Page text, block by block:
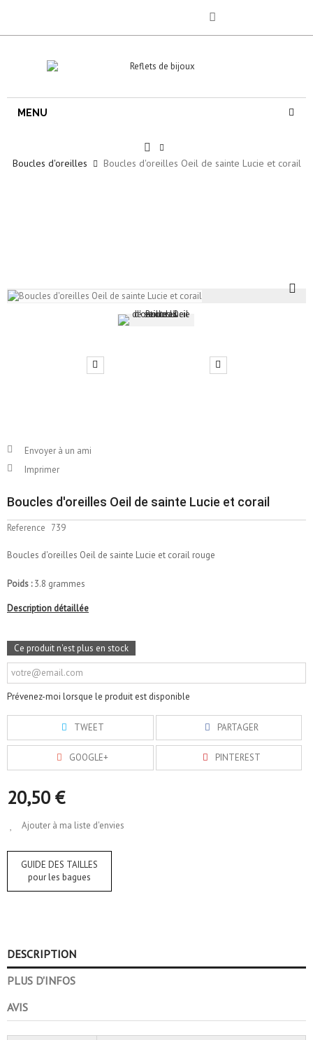
MENU
Boucles d'oreilles Boucles d'oreilles Oeil de sainte Lucie et corail
Envoyer à un ami
Imprimer
Boucles d'oreilles Oeil de sainte Lucie et corail
Reference 739
Boucles d'oreilles Oeil de sainte Lucie et corail rouge
Poids :3.8 grammes
Description détaillée
Ce produit n'est plus en stock
Prévenez-moi lorsque le produit est disponible
TWEET PARTAGER
GOOGLE+ PINTEREST
20,50 €
Ajouter à ma liste d'envies
GUIDE DES TAILLES
pour les bagues
DESCRIPTION
PLUS D'INFOS
AVIS